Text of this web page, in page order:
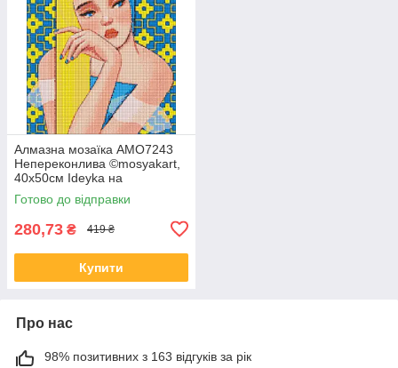
Алмазна мозаїка AMO7243
Непереконлива ©mosyakart,
40х50см Ideyka на
підрамнику
Готово до відправки
280,73 ₴ 419 ₴
Купити
Про нас
98% позитивних з 163 відгуків за рік